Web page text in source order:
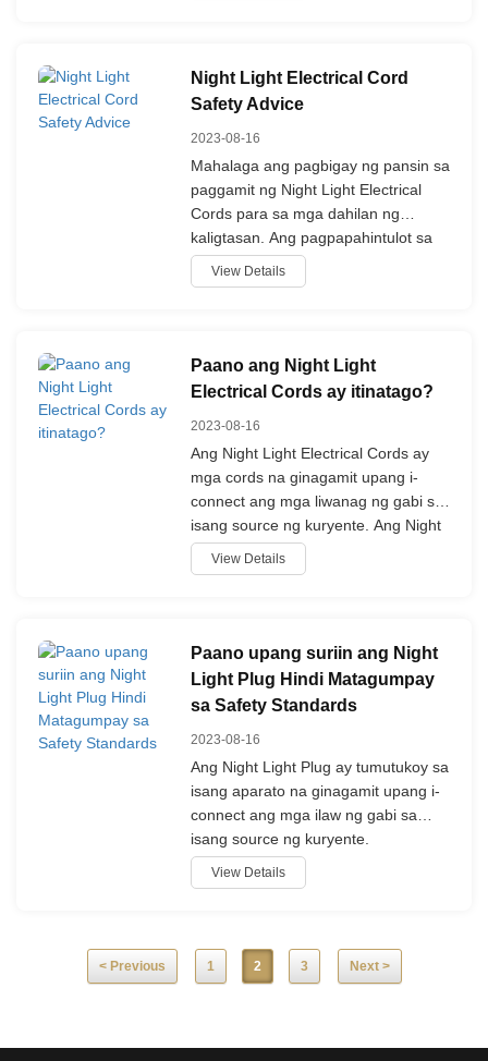
Night Light Electrical Cord
Safety Advice
2023-08-16
Mahalaga ang pagbigay ng pansin sa
paggamit ng Night Light Electrical
Cords para sa mga dahilan ng
kaligtasan. Ang pagpapahintulot sa
paggamit ng gabi ng light cord ay
maaring magdulot ng potensyal na
sunog.
View Details
Paano ang Night Light
Electrical Cords ay itinatago?
2023-08-16
Ang Night Light Electrical Cords ay
mga cords na ginagamit upang i-
connect ang mga liwanag ng gabi sa
isang source ng kuryente. Ang Night
Light Cord ay may isang plug sa
isang dulo para sa pagpasok sa
liwanag ng gabi.
View Details
Paano upang suriin ang Night
Light Plug Hindi Matagumpay
sa Safety Standards
2023-08-16
Ang Night Light Plug ay tumutukoy sa
isang aparato na ginagamit upang i-
connect ang mga ilaw ng gabi sa
isang source ng kuryente.
Karaniwang gumagamit nito ang mga
prongs na magkasya sa mga daanan
liwanag ng gabi upang gumana.
View Details
< Previous 1 2 3 Next >